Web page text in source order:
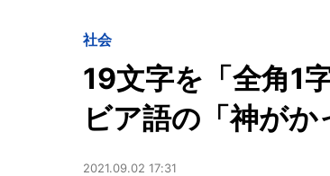
社会
19文字を「全角1
ビア語の「神が
2021.09.02 17:31